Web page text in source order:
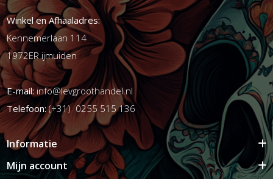
Winkel en Afhaaladres:
Kennemerlaan 114
1972ER ijmuiden
E-mail:info@levgroothandel.nl
Telefoon:(+31) 0255 515 136
Informatie
Mijn account